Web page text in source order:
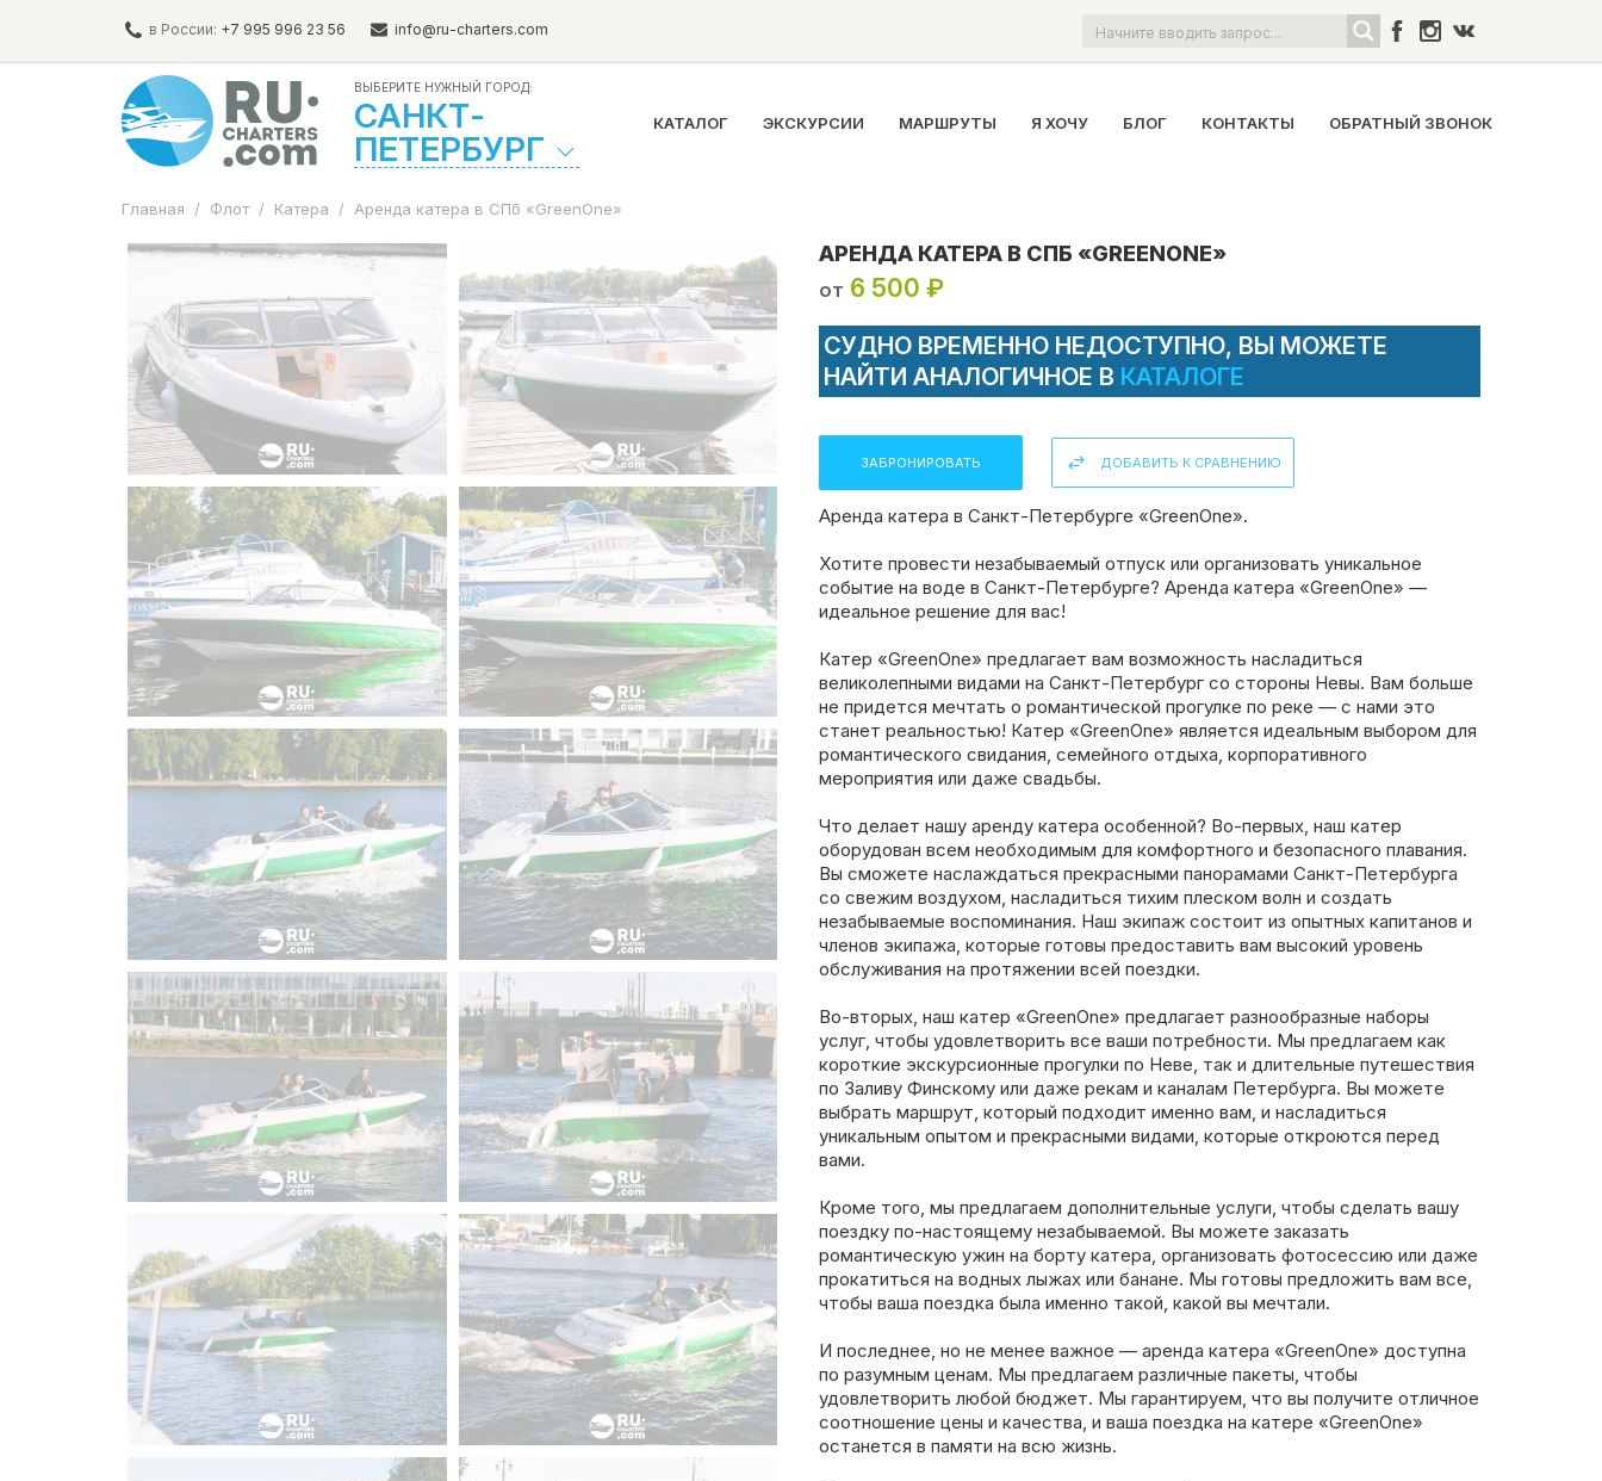
в России: +7 995 996 23 56 info@ru-charters.com
ВЫБЕРИТЕ НУЖНЫЙ ГОРОД:
САНКТ-
ПЕТЕРБУРГ
КАТАЛОГ ЭКСКУРСИИ МАРШРУТЫ Я ХОЧУ БЛОГ КОНТАКТЫ ОБРАТНЫЙ ЗВОНОК
Главная / Флот / Катера / Аренда катера в СПб «GreenOne»
АРЕНДА КАТЕРА В СПБ «GREENONE»
от 6 500 ₽
СУДНО ВРЕМЕННО НЕДОСТУПНО, ВЫ МОЖЕТЕ
НАЙТИ АНАЛОГИЧНОЕ В КАТАЛОГЕ
ЗАБРОНИРОВАТЬ ДОБАВИТЬ К СРАВНЕНИЮ
Аренда катера в Санкт-Петербурге «GreenOne».
Хотите провести незабываемый отпуск или организовать уникальное
событие на воде в Санкт-Петербурге? Аренда катера «GreenOne» —
идеальное решение для вас!
Катер «GreenOne» предлагает вам возможность насладиться
великолепными видами на Санкт-Петербург со стороны Невы. Вам больше
не придется мечтать о романтической прогулке по реке — с нами это
станет реальностью! Катер «GreenOne» является идеальным выбором для
романтического свидания, семейного отдыха, корпоративного
мероприятия или даже свадьбы.
Что делает нашу аренду катера особенной? Во-первых, наш катер
оборудован всем необходимым для комфортного и безопасного плавания.
Вы сможете наслаждаться прекрасными панорамами Санкт-Петербурга
со свежим воздухом, насладиться тихим плеском волн и создать
незабываемые воспоминания. Наш экипаж состоит из опытных капитанов и
членов экипажа, которые готовы предоставить вам высокий уровень
обслуживания на протяжении всей поездки.
Во-вторых, наш катер «GreenOne» предлагает разнообразные наборы
услуг, чтобы удовлетворить все ваши потребности. Мы предлагаем как
короткие экскурсионные прогулки по Неве, так и длительные путешествия
по Заливу Финскому или даже рекам и каналам Петербурга. Вы можете
выбрать маршрут, который подходит именно вам, и насладиться
уникальным опытом и прекрасными видами, которые откроются перед
вами.
Кроме того, мы предлагаем дополнительные услуги, чтобы сделать вашу
поездку по-настоящему незабываемой. Вы можете заказать
романтическую ужин на борту катера, организовать фотосессию или даже
прокатиться на водных лыжах или банане. Мы готовы предложить вам все,
чтобы ваша поездка была именно такой, какой вы мечтали.
И последнее, но не менее важное — аренда катера «GreenOne» доступна
по разумным ценам. Мы предлагаем различные пакеты, чтобы
удовлетворить любой бюджет. Мы гарантируем, что вы получите отличное
соотношение цены и качества, и ваша поездка на катере «GreenOne»
останется в памяти на всю жизнь.